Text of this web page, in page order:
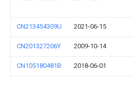
CN213454309U 2021-06-15
CN201327206Y 2009-10-14
CN105180481B 2018-06-01